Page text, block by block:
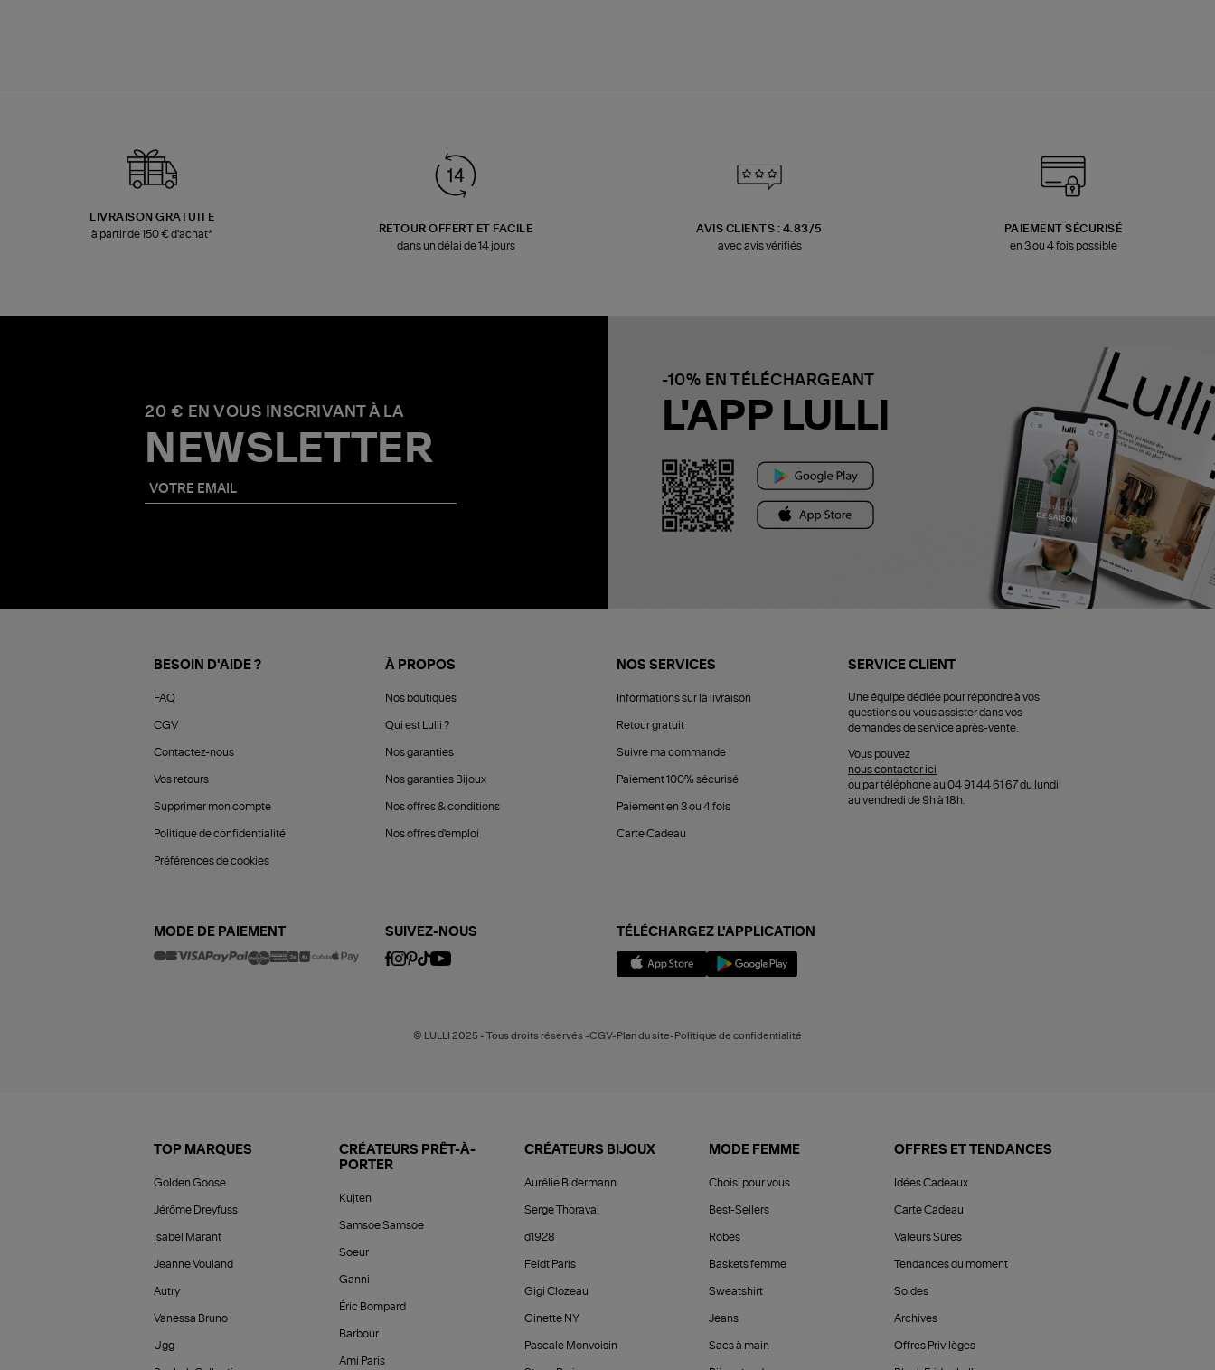
LIVRAISON GRATUITE
à partir de 150 € d'achat*
RETOUR OFFERT ET FACILE
dans un délai de 14 jours
AVIS CLIENTS : 4.83/5
avec avis vérifiés
PAIEMENT SÉCURISÉ
en 3 ou 4 fois possible
20 € EN VOUS INSCRIVANT À LA
NEWSLETTER
-10% EN TÉLÉCHARGEANT
L'APP LULLI
BESOIN D'AIDE ?
FAQ
CGV
Contactez-nous
Vos retours
Supprimer mon compte
Politique de confidentialité
Préférences de cookies
À PROPOS
Nos boutiques
Qui est Lulli ?
Nos garanties
Nos garanties Bijoux
Nos offres & conditions
Nos offres d'emploi
NOS SERVICES
Informations sur la livraison
Retour gratuit
Suivre ma commande
Paiement 100% sécurisé
Paiement en 3 ou 4 fois
Carte Cadeau
SERVICE CLIENT
Une équipe dédiée pour répondre à vos
questions ou vous assister dans vos
demandes de service après-vente.
Vous pouvez
nous contacter ici
ou par téléphone au 04 91 44 61 67 du lundi
au vendredi de 9h à 18h.
MODE DE PAIEMENT SUIVEZ-NOUS TÉLÉCHARGEZ L'APPLICATION
© LULLI 2025 - Tous droits réservés -CGV-Plan du site-Politique de confidentialité
TOP MARQUES
Golden Goose
Jérôme Dreyfuss
Isabel Marant
Jeanne Vouland
Autry
Vanessa Bruno
Ugg
CRÉATEURS PRÊT-À-
PORTER
Kujten
Samsoe Samsoe
Soeur
Ganni
Éric Bompard
Barbour
Ami Paris
CRÉATEURS BIJOUX
Aurélie Bidermann
Serge Thoraval
d1928
Feidt Paris
Gigi Clozeau
Ginette NY
Pascale Monvoisin
MODE FEMME
Choisi pour vous
Best-Sellers
Robes
Baskets femme
Sweatshirt
Jeans
Sacs à main
OFFRES ET TENDANCES
Idées Cadeaux
Carte Cadeau
Valeurs Sûres
Tendances du moment
Soldes
Archives
Offres Privilèges